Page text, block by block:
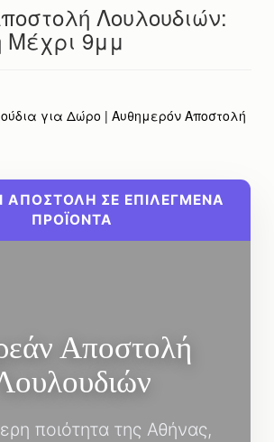
Λουλουδιών:
9μμ
για Δώρο | Αυθημερόν Αποστολή
ΑΠΟΣΤΟΛΗ ΣΕ ΕΠΙΛΕΓΜΕΝΑ
ΠΡΟΪΟΝΤΑ
Αποστολή
ποιότητα της Αθήνας,